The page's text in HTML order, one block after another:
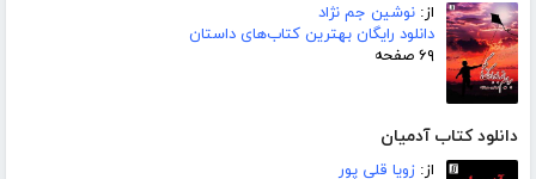
از: نوشین جم نژاد
دانلود رایگان بهترین کتاب‌های داستان
۶۹ صفحه
دانلود کتاب آدمیان
از: زویا قلی پور